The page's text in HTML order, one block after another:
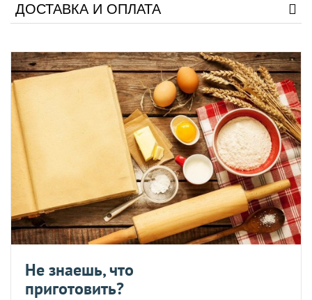
ДОСТАВКА И ОПЛАТА
Не знаешь, что
приготовить?